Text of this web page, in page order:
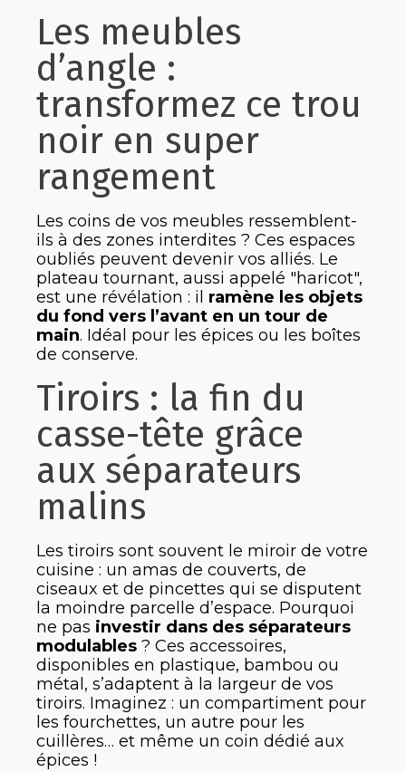
Les meubles
d’angle :
transformez ce trou
noir en super
rangement
Les coins de vos meubles ressemblent-
ils à des zones interdites ? Ces espaces
oubliés peuvent devenir vos alliés. Le
plateau tournant, aussi appelé "haricot",
est une révélation : il ramène les objets
du fond vers l’avant en un tour de
main. Idéal pour les épices ou les boîtes
de conserve.
Tiroirs : la fin du
casse-tête grâce
aux séparateurs
malins
Les tiroirs sont souvent le miroir de votre
cuisine : un amas de couverts, de
ciseaux et de pincettes qui se disputent
la moindre parcelle d’espace. Pourquoi
ne pas investir dans des séparateurs
modulables ? Ces accessoires,
disponibles en plastique, bambou ou
métal, s’adaptent à la largeur de vos
tiroirs. Imaginez : un compartiment pour
les fourchettes, un autre pour les
cuillères… et même un coin dédié aux
épices !